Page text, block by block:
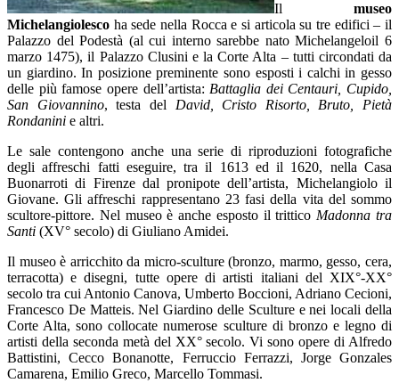
Il museo
Michelangiolesco ha sede nella Rocca e si articola su tre edifici – il
Palazzo del Podestà (al cui interno sarebbe nato Michelangeloil 6
marzo 1475), il Palazzo Clusini e la Corte Alta – tutti circondati da
un giardino. In posizione preminente sono esposti i calchi in gesso
delle più famose opere dell’artista: Battaglia dei Centauri, Cupido,
San Giovannino, testa del David, Cristo Risorto, Bruto, Pietà
Rondanini e altri.
Le sale contengono anche una serie di riproduzioni fotografiche
degli affreschi fatti eseguire, tra il 1613 ed il 1620, nella Casa
Buonarroti di Firenze dal pronipote dell’artista, Michelangiolo il
Giovane. Gli affreschi rappresentano 23 fasi della vita del sommo
scultore-pittore. Nel museo è anche esposto il trittico Madonna tra
Santi (XV° secolo) di Giuliano Amidei.
Il museo è arricchito da micro-sculture (bronzo, marmo, gesso, cera,
terracotta) e disegni, tutte opere di artisti italiani del XIX°-XX°
secolo tra cui Antonio Canova, Umberto Boccioni, Adriano Cecioni,
Francesco De Matteis. Nel Giardino delle Sculture e nei locali della
Corte Alta, sono collocate numerose sculture di bronzo e legno di
artisti della seconda metà del XX° secolo. Vi sono opere di Alfredo
Battistini, Cecco Bonanotte, Ferruccio Ferrazzi, Jorge Gonzales
Camarena, Emilio Greco, Marcello Tommasi.